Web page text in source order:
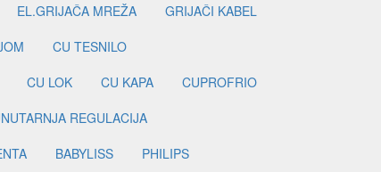
EL.GRIJAČA MREŽA
GRIJAČI KABEL
CU TESNILO
CU LOK CU KAPA
CUPROFRIO
REGULACIJA
BABYLISS
PHILIPS